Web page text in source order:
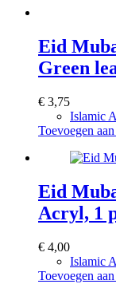
Eid
Green
€ 3,75
Islamic
Toevoegen
Eid
Acryl, 1
€ 4,00
Islamic
Toevoegen